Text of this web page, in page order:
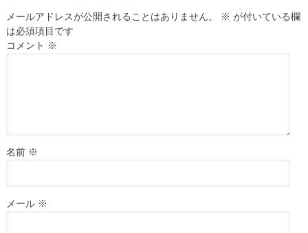
メールアドレスが公開されることはありません。 ※ が付いている欄
は必須項目です
コメント ※
名前 ※
メール ※